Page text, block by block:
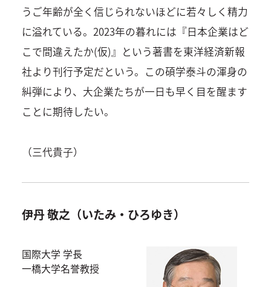
うご年齢が全く信じられないほどに若々しく精力
に溢れている。2023年の暮れには『日本企業はど
こで間違えたか(仮)』という著書を東洋経済新報
社より刊行予定だという。この碩学泰斗の渾身の
糾弾により、大企業たちが一日も早く目を醒ます
ことに期待したい。
（三代貴子）
伊丹 敬之（いたみ・ひろゆき）
国際大学 学長
一橋大学名誉教授